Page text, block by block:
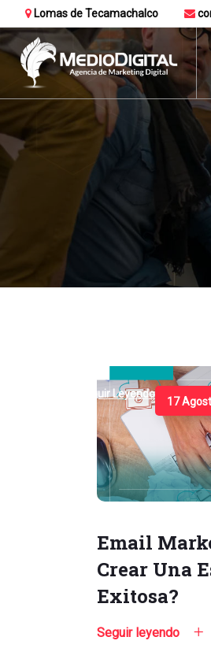
Lomas de Tecamachalco
Seguir Leyendo
17
Email
Crear Una
Exitosa?
Seguir leyendo